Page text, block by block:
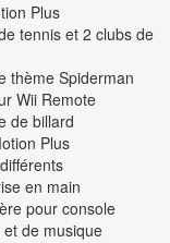
Plus
tennis et 2 clubs de
thème Spiderman
Wii Remote
de billard
Plus
en main
pour console
et de musique